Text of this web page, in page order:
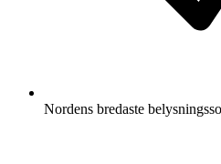
Nordens bredaste